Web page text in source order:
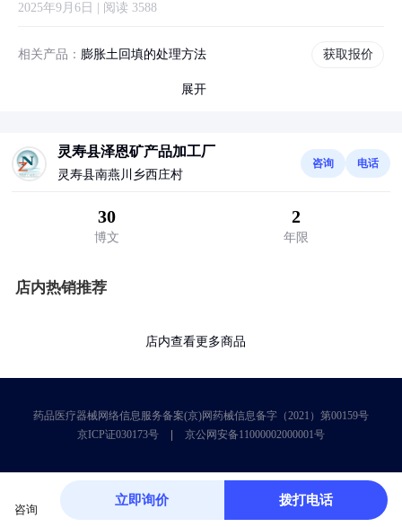
2025年9月6日 | 阅读 3588
相关产品： 膨胀土回填的处理方法 获取报价
展开
灵寿县泽恩矿产品加工厂
灵寿县南燕川乡西庄村
咨询 电话
30
博文
2
年限
店内热销推荐
店内查看更多商品
药品医疗器械网络信息服务备案(京)网药械信息备字（2021）第00159号
京ICP证030173号
京公网安备11000002000001号
咨询
立即询价 拨打电话